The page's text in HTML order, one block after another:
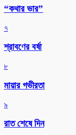
“কথার ভার”
৭
শ্রাবণের বর্ষা
৮
মায়ার গভীরতা
৯
রাত শেষে দিন